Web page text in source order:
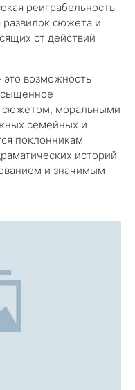
реиграбельность
развилок сюжета и
от действий
возможность
сюжетом, моральными
семейных и
поклонникам
историй
и значимым